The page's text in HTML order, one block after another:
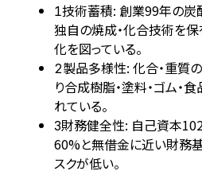
1技術蓄積: 創業99年の炭
独自の焼成・化合技術を
化を図っている。
2製品多様性: 化合・重質
り合成樹脂・塗料・ゴム・
れている。
3財務健全性: 自己資本
60%と無借金に近い財務
スクが低い。